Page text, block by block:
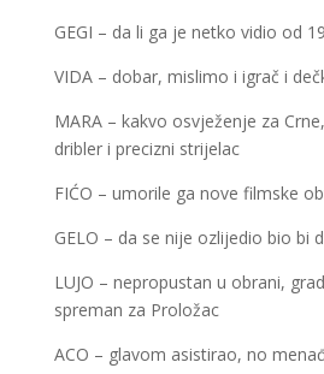
GEGI – da li ga je netko vidio od
VIDA – dobar, mislimo i igrač i
MARA – kakvo osvježenje za
dribler i precizni strijelac
FIĆO – umorile ga nove filmske
GELO – da se nije ozlijedio bio bi
LUJO – nepropustan u obrani,
spreman za Proložac
ACO – glavom asistirao, no